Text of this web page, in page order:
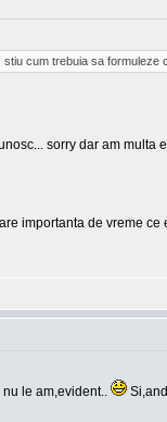
cum trebuia sa
sorry dar am multa
importanta de vreme ce
le am,evident..